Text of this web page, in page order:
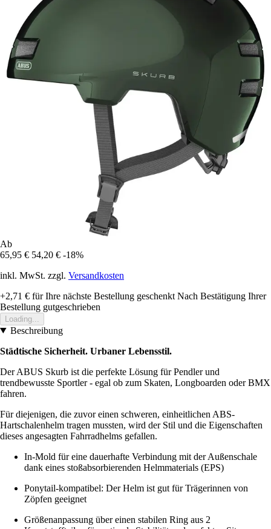
Ab
65,95 € 54,20 € -18%
inkl. MwSt. zzgl. Versandkosten
+2,71 € für Ihre nächste Bestellung geschenkt Nach Bestätigung Ihrer
Bestellung gutgeschrieben
Loading...
Beschreibung
Städtische Sicherheit. Urbaner Lebensstil.
Der ABUS Skurb ist die perfekte Lösung für Pendler und
trendbewusste Sportler - egal ob zum Skaten, Longboarden oder BMX
fahren.
Für diejenigen, die zuvor einen schweren, einheitlichen ABS-
Hartschalenhelm tragen mussten, wird der Stil und die Eigenschaften
dieses angesagten Fahrradhelms gefallen.
In-Mold für eine dauerhafte Verbindung mit der Außenschale
dank eines stoßabsorbierenden Helmmaterials (EPS)
Ponytail-kompatibel: Der Helm ist gut für Trägerinnen von
Zöpfen geeignet
Größenanpassung über einen stabilen Ring aus 2